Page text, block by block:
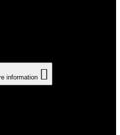
information 